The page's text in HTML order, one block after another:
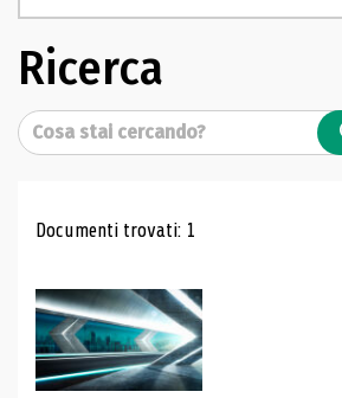
Ricerca
Cerca
Risultati di ricerca
Documenti trovati: 1